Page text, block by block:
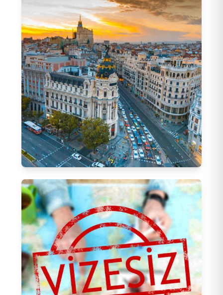
197Tur
Bosna Hersek Turları(8)
Sırbistan Turları(25)
Makedonya Turları(7)
Kosova Turları(5)
Arnavutluk Turları(9)
Karadağ - Budva Turları(24)
Avrupa Turları
796Tur
İtalya Turları(215)
Fransa Turları(214)
İspanya Turları(134
Lapland Turları(18)
Benelüks Turları(104)
Yunanistan Turları (42 )
Orta Avrupa Turları(57)